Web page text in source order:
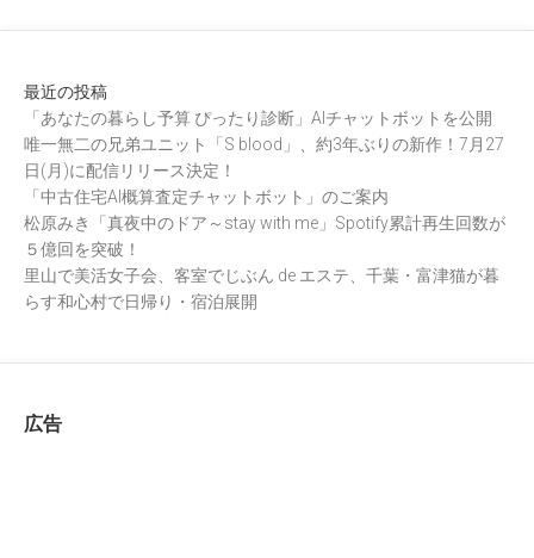
最近の投稿
「あなたの暮らし予算 ぴったり診断」AIチャットボットを公開
唯一無二の兄弟ユニット「S blood」、約3年ぶりの新作！7月27
日(月)に配信リリース決定！
「中古住宅AI概算査定チャットボット」のご案内
松原みき「真夜中のドア～stay with me」Spotify累計再生回数が
５億回を突破！
里山で美活女子会、客室でじぶん de エステ、千葉・富津猫が暮
らす和心村で日帰り・宿泊展開
広告